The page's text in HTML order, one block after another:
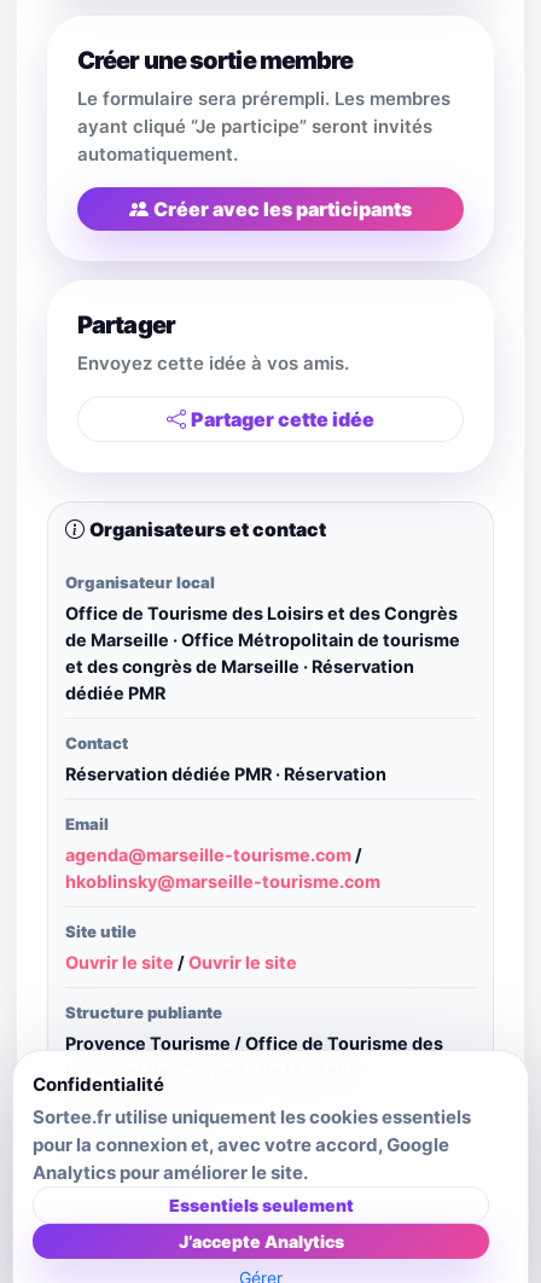
Créer une sortie membre
Le formulaire sera prérempli. Les membres
ayant cliqué “Je participe” seront invités
automatiquement.
Créer avec les participants
Partager
Envoyez cette idée à vos amis.
Partager cette idée
Organisateurs et contact
Organisateur local
Office de Tourisme des Loisirs et des Congrès
de Marseille · Office Métropolitain de tourisme
et des congrès de Marseille · Réservation
dédiée PMR
Contact
Réservation dédiée PMR · Réservation
Email
agenda@marseille-tourisme.com /
hkoblinsky@marseille-tourisme.com
Site utile
Ouvrir le site /Ouvrir le site
Structure publiante
Provence Tourisme / Office de Tourisme des
Crédit image
DR-Thomas Marty
Dernière mise à jour source
Confidentialité
Sortee.fr utilise uniquement les cookies essentiels
pour la connexion et, avec votre accord, Google
Analytics pour améliorer le site.
Essentiels seulement
J’accepte Analytics
Gérer